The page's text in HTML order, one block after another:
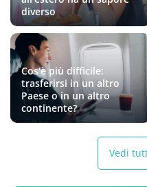
diverso
Cos'è più difficile:
trasferirsi in un altro
Paese o in un altro
continente?
Vedi